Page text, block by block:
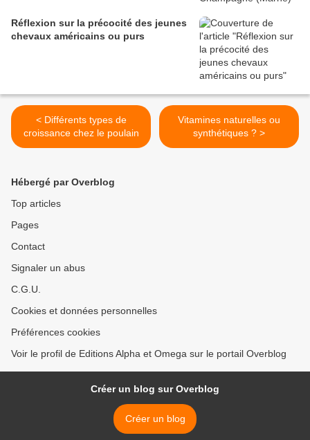
Réflexion sur la précocité des jeunes
chevaux américains ou purs
< Différents types de
croissance chez le poulain
Vitamines naturelles ou
synthétiques ? >
Hébergé par Overblog
Top articles
Pages
Contact
Signaler un abus
C.G.U.
Cookies et données personnelles
Préférences cookies
Voir le profil de Editions Alpha et Omega sur le portail Overblog
Créer un blog sur Overblog
Créer un blog